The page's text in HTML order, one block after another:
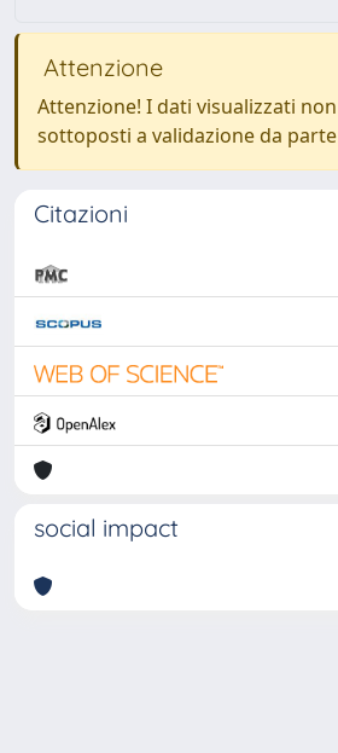
Attenzione
Attenzione! I dati visualizzati
sottoposti a validazione da
Citazioni
social impact